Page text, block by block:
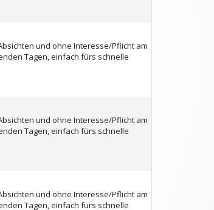
und ohne Interesse/Pflicht am
Tagen, einfach fürs schnelle
und ohne Interesse/Pflicht am
Tagen, einfach fürs schnelle
und ohne Interesse/Pflicht am
Tagen, einfach fürs schnelle